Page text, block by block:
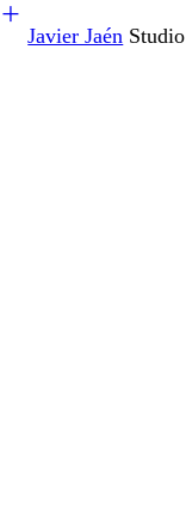
︎
Javier Jaén Studio